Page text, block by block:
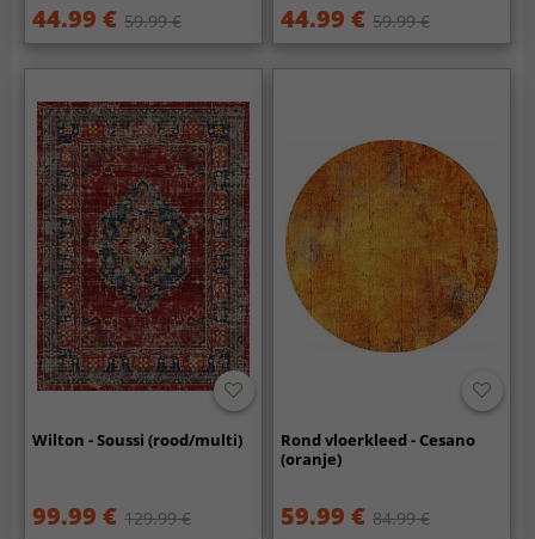
44.99 € 59.99 € 44.99 € 59.99 €
Wilton - Soussi (rood/multi)
99.99 € 129.99 €
Rond vloerkleed - Cesano
(oranje)
59.99 € 84.99 €